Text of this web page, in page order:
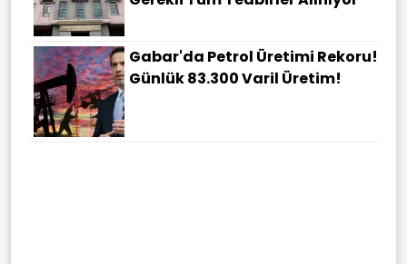
Gabar'da Petrol Üretimi Rekoru!
Günlük 83.300 Varil Üretim!